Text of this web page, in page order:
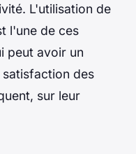
L'utilisation de
l'une de ces
peut avoir un
des
sur leur